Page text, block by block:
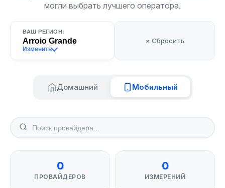
могли выбрать лучшего оператора.
ВАШ РЕГИОН:
Arroio Grande
Изменить
× Сбросить
Домашний Мобильный
0
ПРОВАЙДЕРОВ
0
ИЗМЕРЕНИЙ